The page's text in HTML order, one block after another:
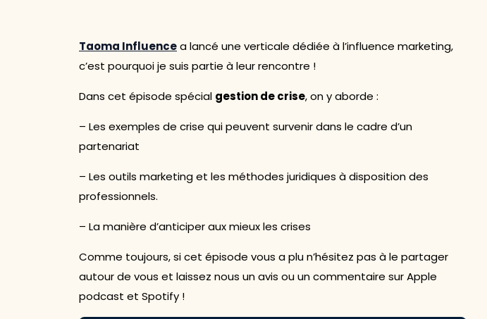
Taoma Influencea lancé une verticale dédiée à l’influence marketing,
c’est pourquoi je suis partie à leur rencontre !
Dans cet épisode spécial gestion de crise, on y aborde :
– Les exemples de crise qui peuvent survenir dans le cadre d’un
partenariat
– Les outils marketing et les méthodes juridiques à disposition des
professionnels.
– La manière d’anticiper aux mieux les crises
Comme toujours, si cet épisode vous a plu n’hésitez pas à le partager
autour de vous et laissez nous un avis ou un commentaire sur Apple
podcast et Spotify !